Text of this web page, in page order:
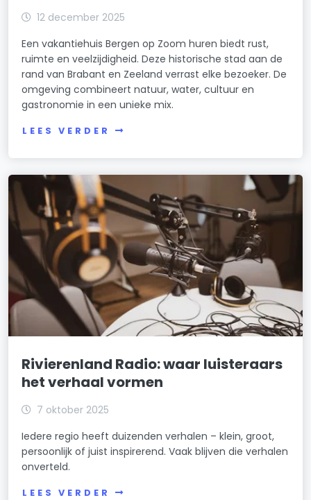
12 december 2025
Een vakantiehuis Bergen op Zoom huren biedt rust,
ruimte en veelzijdigheid. Deze historische stad aan de
rand van Brabant en Zeeland verrast elke bezoeker. De
omgeving combineert natuur, water, cultuur en
gastronomie in een unieke mix.
LEES VERDER
Rivierenland Radio: waar luisteraars
het verhaal vormen
7 oktober 2025
Iedere regio heeft duizenden verhalen – klein, groot,
persoonlijk of juist inspirerend. Vaak blijven die verhalen
onverteld.
LEES VERDER